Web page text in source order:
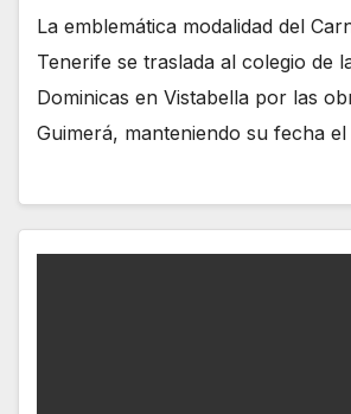
La emblemática modalidad del
Tenerife se traslada al colegio de
Dominicas en Vistabella por las
Guimerá, manteniendo su fecha